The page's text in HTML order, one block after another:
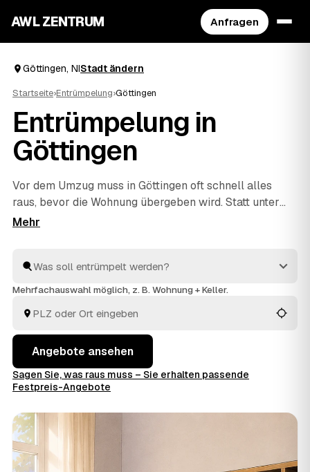
AWL ZENTRUM Anfragen
Göttingen, NIStadt ändern
Startseite›Entrümpelung›Göttingen
Entrümpelung in
Göttingen
Vor dem Umzug muss in Göttingen oft schnell alles
raus, bevor die Wohnung übergeben wird. Statt unter
Zeitdruck den erstbesten Betrieb zu nehmen, stellen
NortheimundKassel. So vergleichen Sie Preise und
Termine, auch wenn es eilig ist. Die Profis kümmern
Mehrfachauswahl möglich, z. B. Wohnung + Keller.
Angebote ansehen
Sagen Sie, was raus muss – Sie erhalten passende
Festpreis-Angebote